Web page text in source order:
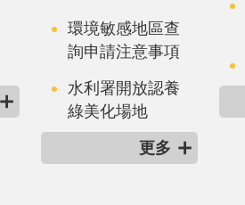
環境敏感地區查
詢申請注意事項
水利署開放認養
綠美化場地
更多